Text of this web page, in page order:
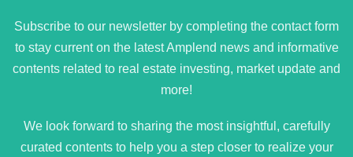
Subscribe to our newsletter by completing the contact form
to stay current on the latest Amplend news and informative
contents related to real estate investing, market update and
more!
We look forward to sharing the most insightful, carefully
curated contents to help you a step closer to realize your